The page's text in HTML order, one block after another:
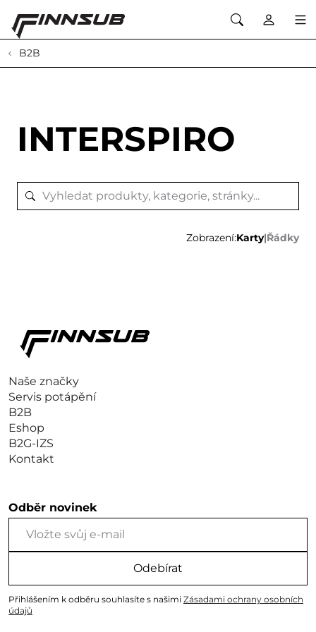
B2B
INTERSPIRO
Zobrazení:Karty|Řádky
Naše značky
Servis potápění
B2B
Eshop
B2G-IZS
Kontakt
Odběr novinek
Odebírat
Přihlášením k odběru souhlasíte s našimi Zásadami ochrany osobních
údajů